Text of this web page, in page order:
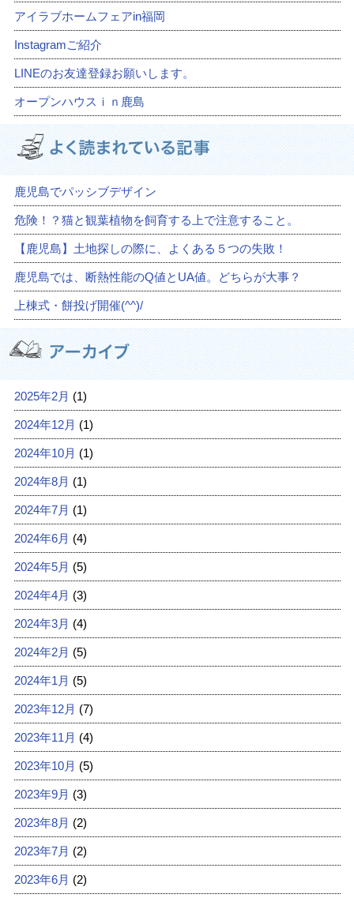
アイラブホームフェアin福岡
Instagramご紹介
LINEのお友達登録お願いします。
オープンハウスｉｎ鹿島
鹿児島でパッシブデザイン
危険！？猫と観葉植物を飼育する上で注意すること。
【鹿児島】土地探しの際に、よくある５つの失敗！
鹿児島では、断熱性能のQ値とUA値。どちらが大事？
上棟式・餅投げ開催(^^)/
2025年2月 (1)
2024年12月 (1)
2024年10月 (1)
2024年8月 (1)
2024年7月 (1)
2024年6月 (4)
2024年5月 (5)
2024年4月 (3)
2024年3月 (4)
2024年2月 (5)
2024年1月 (5)
2023年12月 (7)
2023年11月 (4)
2023年10月 (5)
2023年9月 (3)
2023年8月 (2)
2023年7月 (2)
2023年6月 (2)